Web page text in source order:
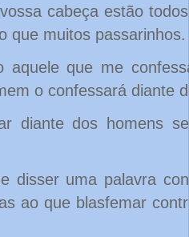
cabeça estão
que muitos passarinhos.
aquele que me
o confessará diante
diante dos homens
disser uma palavra
ao que blasfemar